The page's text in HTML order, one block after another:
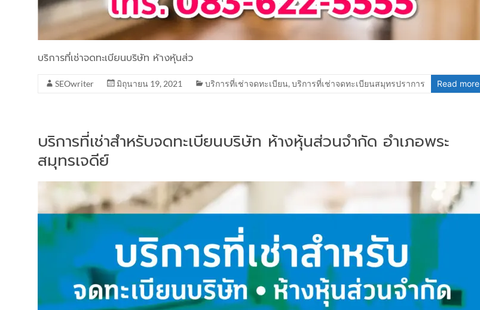
บริการที่เช่าจดทะเบียนบริษัท ห้างหุ้นส่ว
SEOwriter มิถุนายน 19, 2021 บริการที่เช่าจดทะเบียน, บริการที่เช่าจดทะเบียนสมุทรปราการ Read more
บริการที่เช่าสำหรับจดทะเบียนบริษัท ห้างหุ้นส่วนจำกัด อำเภอพระ
สมุทรเจดีย์